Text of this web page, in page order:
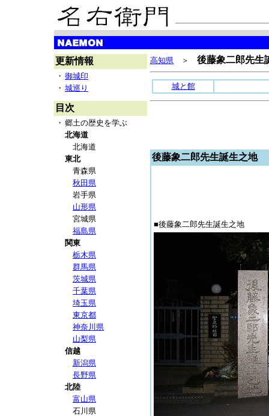
更新情報
・ 御城印
・ 城巡り
目次
・ 郷土の歴史を学ぶ
北海道
北海道
東北
青森県
秋田県
岩手県
山形県
宮城県
福島県
関東
栃木県
群馬県
茨城県
千葉県
埼玉県
東京都
神奈川県
山梨県
信越
新潟県
長野県
北陸
富山県
石川県
高知県 ＞ 後藤象二郎先生
城と館
後藤象二郎先生誕生之地
■後藤象二郎先生誕生之地